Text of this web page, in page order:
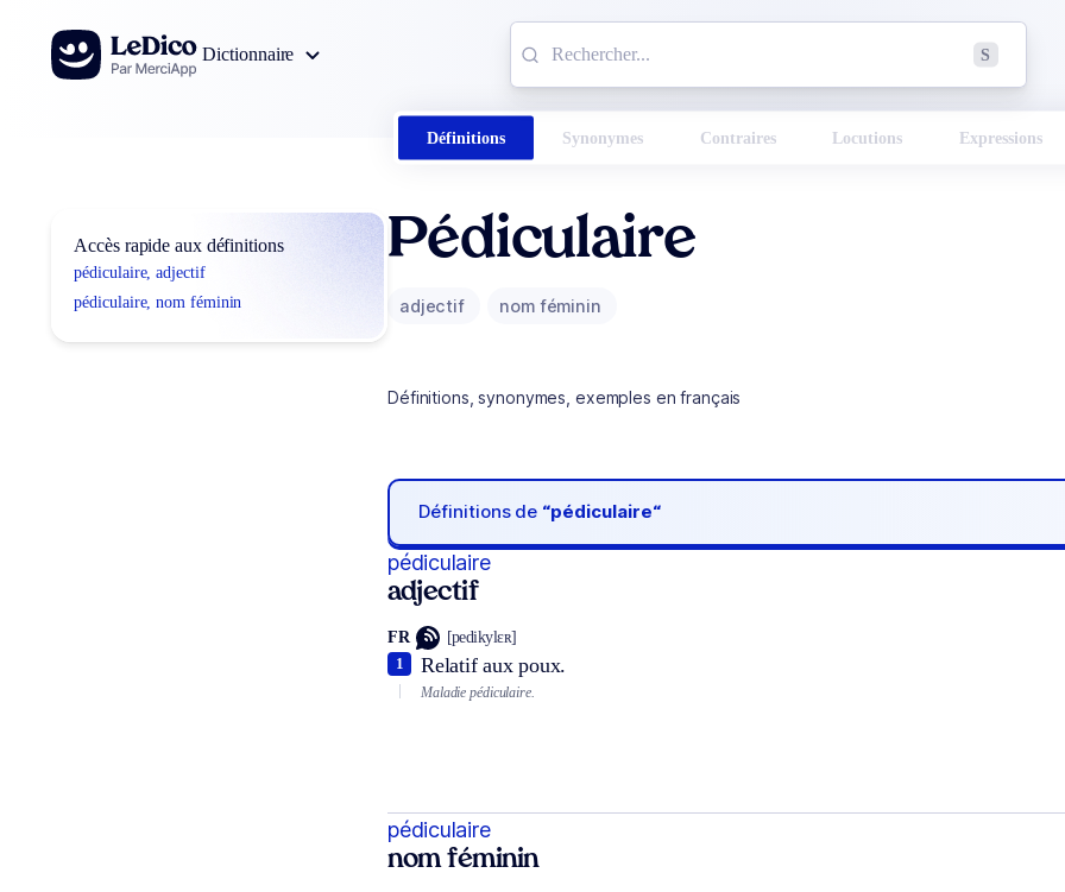
Aller au contenu
Dictionnaire
S
Définitions Synonymes Contraires Locutions Expressions
Accès rapide aux définitions
pédiculaire, adjectif
pédiculaire, nom féminin
Pédiculaire
adjectif nom féminin
Définitions, synonymes, exemples en français
Définitions de “pédiculaire“
pédiculaire
adjectif
FR [pedikylɛʀ]
Relatif aux poux.
1
Maladie pédiculaire.
pédiculaire
nom féminin